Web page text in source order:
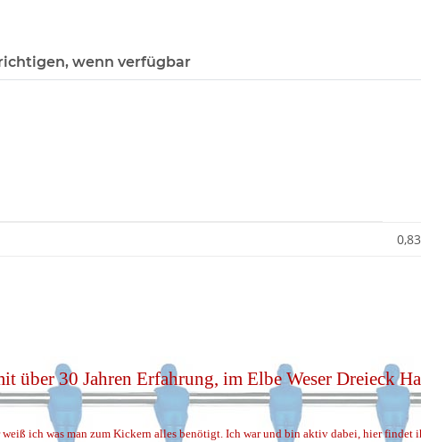
wenn verfügbar
0,83
über 30 Jahren Erfahrung, im Elbe Weser Dreieck
ich was man zum Kickern alles benötigt. Ich war und bin aktiv dabei, hier findet